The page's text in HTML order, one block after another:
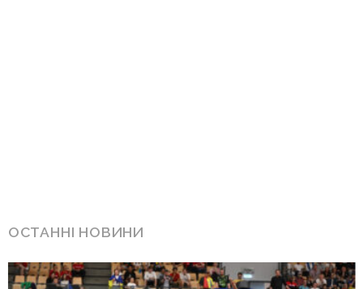
ОСТАННІ НОВИНИ